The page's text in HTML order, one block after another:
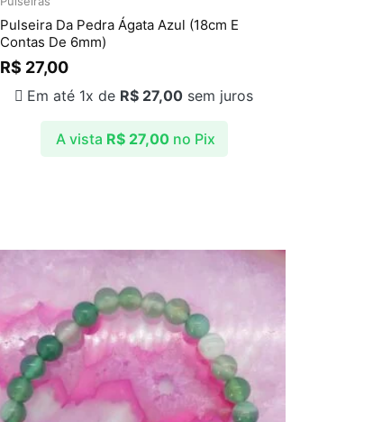
Pulseira Da Pedra Ágata Azul (18cm E
Contas De 6mm)
R$ 27,00
A vista R$ 27,00 no Pix
Em até 1x de R$ 27,00 sem juros